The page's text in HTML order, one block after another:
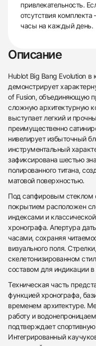
438
285
145
142
205
204
195
150
6
привлекательность.
отсутствия
часы на каждый день.
Описание
Hublot Big Bang Evolution
демонстрирует
of Fusion, объединяющую
сложную архитектурную
выступает легкий и
преимущественно
нивелирует избыточный
инструментальный
зафиксирована шестью
полированного титана,
матовой поверхностью.
Под сапфировым стеклом
покрытием расположен
индексами и
хронографа. Апертура
часами, сохраняя
визуального поля.
скелетонизированном
составом для индикации
Техническая часть
функцией хронографа,
временем архитектуре.
работу и
подтверждает
Интегрированный